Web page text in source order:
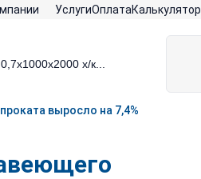
УслугиОплатаКалькулятор
выросло на 7,4%